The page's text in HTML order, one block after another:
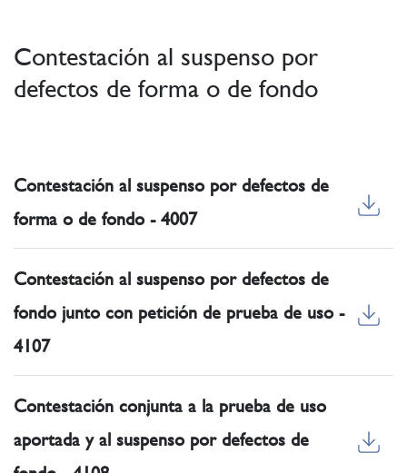
Contestación al suspenso por
defectos de forma o de fondo
Contestación al suspenso por defectos de
forma o de fondo - 4007
Contestación al suspenso por defectos de
fondo junto con petición de prueba de uso -
4107
Contestación conjunta a la prueba de uso
aportada y al suspenso por defectos de